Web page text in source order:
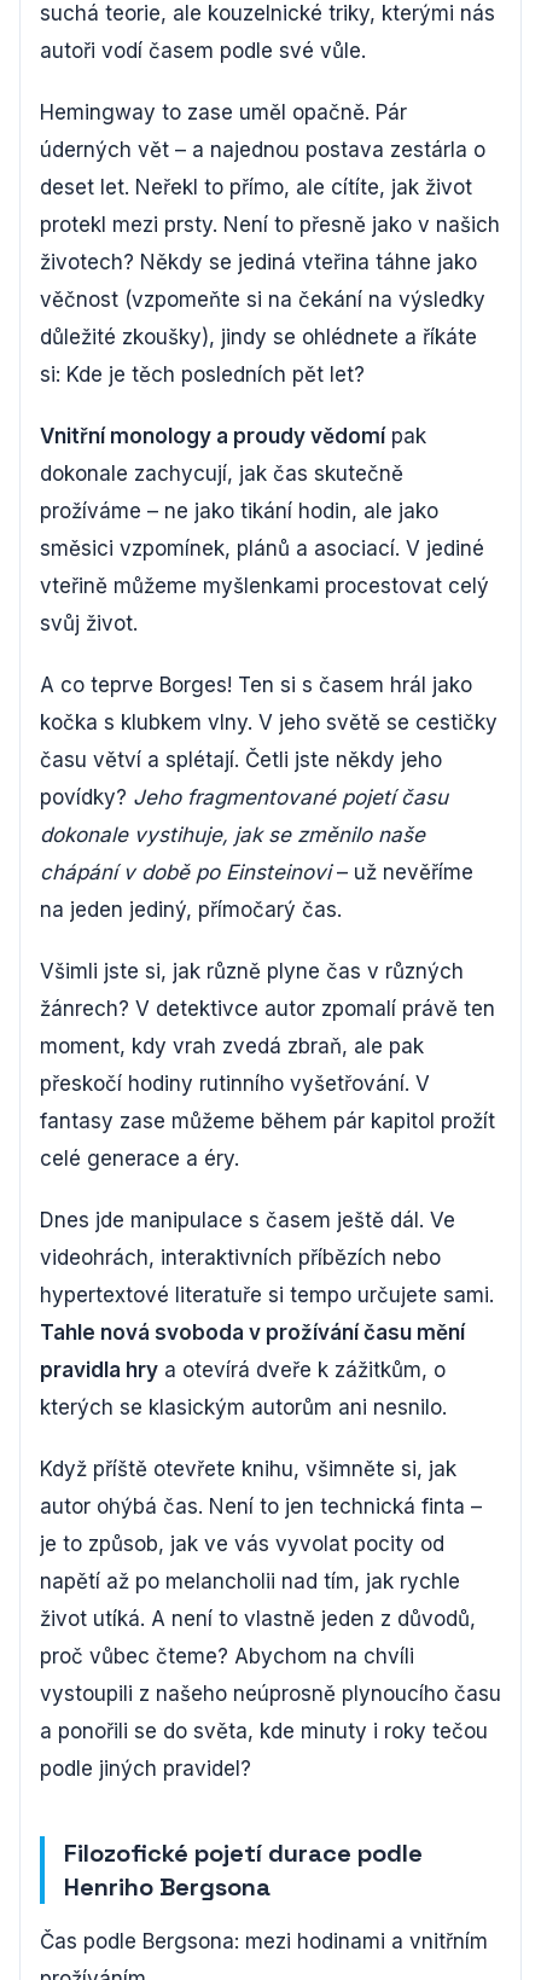
suchá teorie, ale kouzelnické triky, kterými nás
autoři vodí časem podle své vůle.
Hemingway to zase uměl opačně. Pár
úderných vět – a najednou postava zestárla o
deset let. Neřekl to přímo, ale cítíte, jak život
protekl mezi prsty. Není to přesně jako v našich
životech? Někdy se jediná vteřina táhne jako
věčnost (vzpomeňte si na čekání na výsledky
důležité zkoušky), jindy se ohlédnete a říkáte
si: Kde je těch posledních pět let?
Vnitřní monology a proudy vědomí pak
dokonale zachycují, jak čas skutečně
prožíváme – ne jako tikání hodin, ale jako
směsici vzpomínek, plánů a asociací. V jediné
vteřině můžeme myšlenkami procestovat celý
svůj život.
A co teprve Borges! Ten si s časem hrál jako
kočka s klubkem vlny. V jeho světě se cestičky
času větví a splétají. Četli jste někdy jeho
povídky? Jeho fragmentované pojetí času
dokonale vystihuje, jak se změnilo naše
chápání v době po Einsteinovi– už nevěříme
na jeden jediný, přímočarý čas.
Všimli jste si, jak různě plyne čas v různých
žánrech? V detektivce autor zpomalí právě ten
moment, kdy vrah zvedá zbraň, ale pak
přeskočí hodiny rutinního vyšetřování. V
fantasy zase můžeme během pár kapitol prožít
celé generace a éry.
Dnes jde manipulace s časem ještě dál. Ve
videohrách, interaktivních příbězích nebo
hypertextové literatuře si tempo určujete sami.
Tahle nová svoboda v prožívání času mění
pravidla hry a otevírá dveře k zážitkům, o
kterých se klasickým autorům ani nesnilo.
Když příště otevřete knihu, všimněte si, jak
autor ohýbá čas. Není to jen technická finta –
je to způsob, jak ve vás vyvolat pocity od
napětí až po melancholii nad tím, jak rychle
život utíká. A není to vlastně jeden z důvodů,
proč vůbec čteme? Abychom na chvíli
vystoupili z našeho neúprosně plynoucího času
a ponořili se do světa, kde minuty i roky tečou
podle jiných pravidel?
Filozofické pojetí durace podle
Henriho Bergsona
Čas podle Bergsona: mezi hodinami a vnitřním